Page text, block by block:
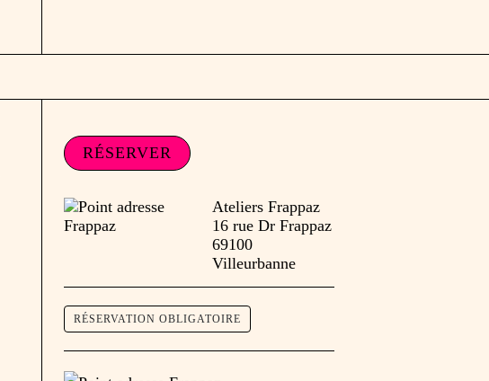
RÉSERVER
Ateliers Frappaz
16 rue Dr Frappaz
69100
Villeurbanne
RÉSERVATION OBLIGATOIRE